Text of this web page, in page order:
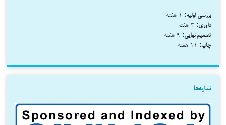
بررسی اولیه:
داوری:
تصمیم نهایی:
چاپ:
نمایه‌ها